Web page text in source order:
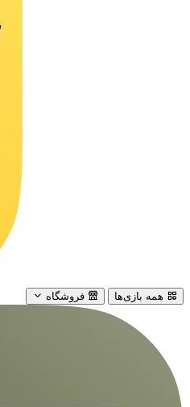
همه بازی‌ها فروشگاه